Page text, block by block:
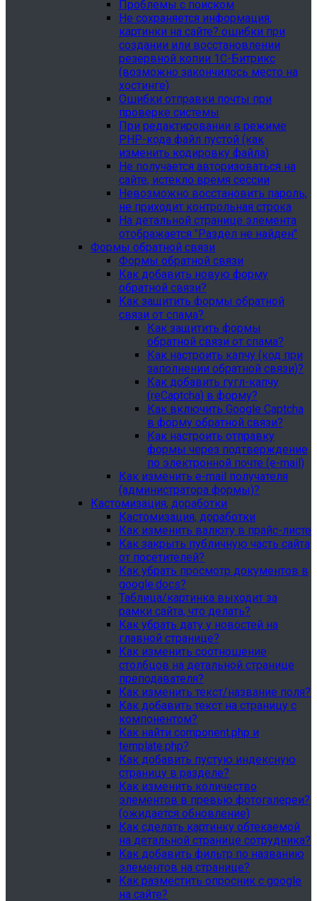
Проблемы с поиском
Не сохраняется информация,
картинки на сайте? ошибки при
создании или восстановлении
резервной копии 1С-Битрикс
(возможно закончилось место на
хостинге)
Ошибки отправки почты при
проверке системы
При редактировании в режиме
PHP-кода файл пустой (как
изменить кодировку файла)
Не получается авторизоваться на
сайте, истекло время сессии
Невозможно восстановить пароль,
не приходит контрольная строка
На детальной странице элемента
отображается "Раздел не найден"
Формы обратной связи
Формы обратной связи
Как добавить новую форму
обратной связи?
Как защитить формы обратной
связи от спама?
Как защитить формы
обратной связи от спама?
Как настроить капчу (код при
заполнении обратной связи)?
Как добавить гугл-капчу
(reCaptcha) в форму?
Как включить Google Captcha
в форму обратной связи?
Как настроить отправку
формы через подтверждение
по электронной почте (e-mail)
Как изменить e-mail получателя
(администратора формы)?
Кастомизация, доработки
Кастомизация, доработки
Как изменить валюту в прайс-листе
Как закрыть публичную часть сайта
от посетителей?
Как убрать просмотр документов в
google.docs?
Таблица/картинка выходит за
рамки сайта, что делать?
Как убрать дату у новостей на
главной странице?
Как изменить соотношение
столбцов на детальной странице
преподавателя?
Как изменить текст/название поля?
Как добавить текст на страницу с
компонентом?
Как найти component.php и
template.php?
Как добавить пустую индексную
страницу в разделе?
Как изменить количество
элементов в превью фотогалереи?
(ожидается обновление)
Как сделать картинку обтекаемой
на детальной странице сотрудника?
Как добавить фильтр по названию
элементов на странице?
Как разместить опросник с google
на сайте?